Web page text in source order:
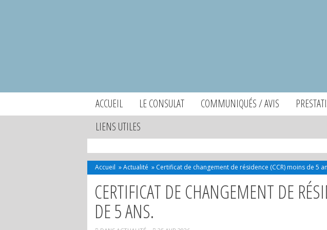
ACCUEIL LE CONSULAT COMMUNIQUÉS / AVIS
LIENS UTILES
Accueil »Actualité » Certificat de changement de résidence (CCR) moins de 5
CERTIFICAT DE CHANGEMENT DE
DE 5 ANS.